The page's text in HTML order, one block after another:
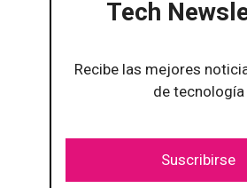
Tech
Recibe las mejores
de tecnología
Suscribirse